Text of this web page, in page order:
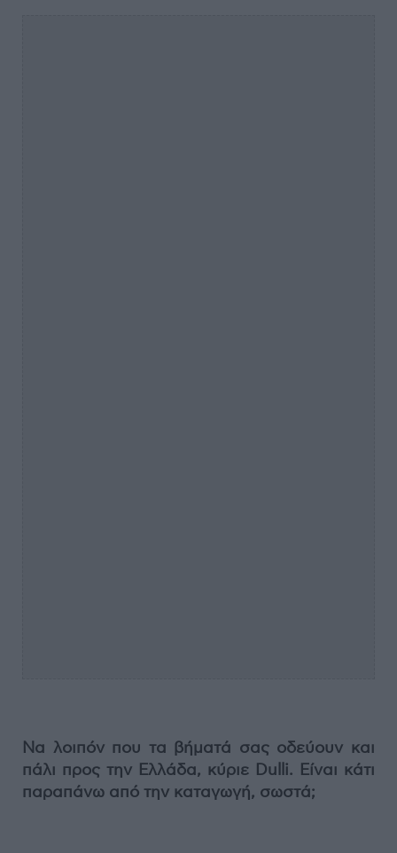
Να λοιπόν που τα βήματά σας οδεύουν και
πάλι προς την Ελλάδα, κύριε Dulli. Είναι κάτι
παραπάνω από την καταγωγή, σωστά;